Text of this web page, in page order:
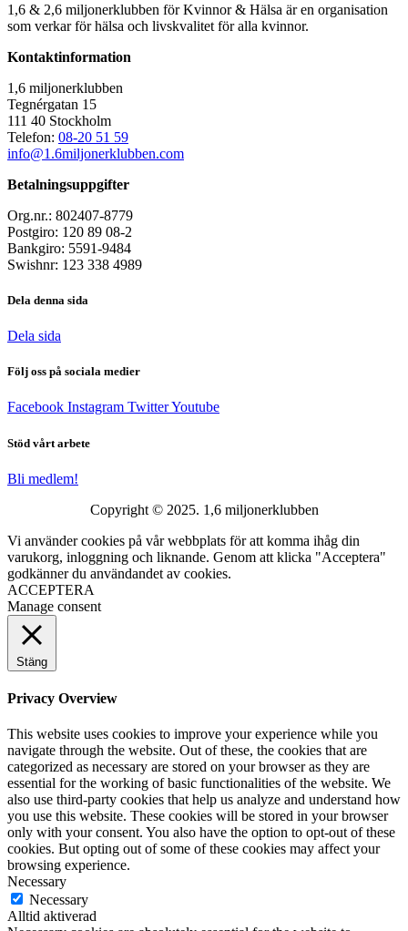
1,6 & 2,6 miljonerklubben för Kvinnor & Hälsa är en organisation
som verkar för hälsa och livskvalitet för alla kvinnor.
Kontaktinformation
1,6 miljonerklubben
Tegnérgatan 15
111 40 Stockholm
Telefon: 08-20 51 59
info@1.6miljonerklubben.com
Betalningsuppgifter
Org.nr.: 802407-8779
Postgiro: 120 89 08-2
Bankgiro: 5591-9484
Swishnr: 123 338 4989
Dela denna sida
Dela sida
Följ oss på sociala medier
Facebook Instagram TwitterYoutube
Stöd vårt arbete
Bli medlem!
Copyright © 2025. 1,6 miljonerklubben
Vi använder cookies på vår webbplats för att komma ihåg din
varukorg, inloggning och liknande. Genom att klicka "Acceptera"
godkänner du användandet av cookies.
ACCEPTERA
Manage consent
Stäng
Privacy Overview
This website uses cookies to improve your experience while you
navigate through the website. Out of these, the cookies that are
categorized as necessary are stored on your browser as they are
essential for the working of basic functionalities of the website. We
also use third-party cookies that help us analyze and understand how
you use this website. These cookies will be stored in your browser
only with your consent. You also have the option to opt-out of these
cookies. But opting out of some of these cookies may affect your
browsing experience.
Necessary
Necessary
Alltid aktiverad